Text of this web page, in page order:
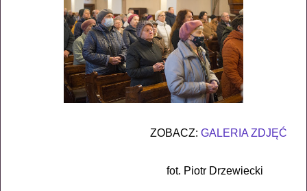
ZOBACZ: GALERIA ZDJĘĆ
fot. Piotr Drzewiecki